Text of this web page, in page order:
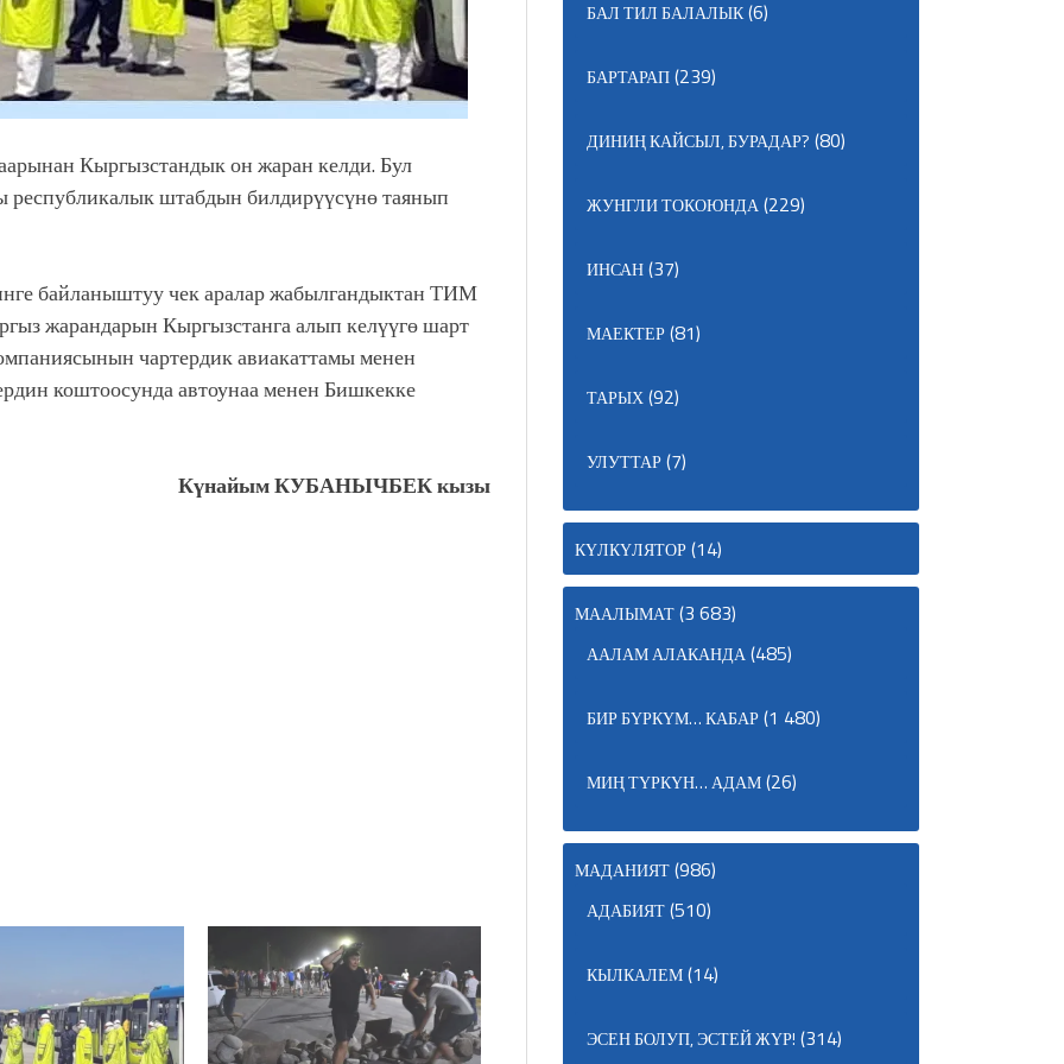
Кыргызстандык он жаран келди. Бул
республикалык штабдын билдирүүсүнө таянып
байланыштуу чек аралар жабылгандыктан ТИМ
жарандарын Кыргызстанга алып келүүгө шарт
чартердик авиакаттамы менен
коштоосунда автоунаа менен Бишкекке
Күнайым КУБАНЫЧБЕК кызы
БАЛ ТИЛ БАЛАЛЫК(6)
БАРТАРАП(239)
ДИНИҢ КАЙСЫЛ, БУРАДАР? (80)
ЖУНГЛИ ТОКОЮНДА(229)
ИНСАН(37)
МАЕКТЕР(81)
ТАРЫХ(92)
УЛУТТАР(7)
КҮЛКҮЛЯТОР(14)
МААЛЫМАТ(3 683)
ААЛАМ АЛАКАНДА(485)
БИР БҮРКҮМ… КАБАР(1 480)
МИҢ ТҮРКҮН… АДАМ(26)
МАДАНИЯТ(986)
АДАБИЯТ(510)
КЫЛКАЛЕМ(14)
ЭСЕН БОЛУП, ЭСТЕЙ ЖҮР! (314)